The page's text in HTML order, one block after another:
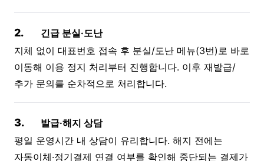
2.
긴급 분실·도난
지체 없이 대표번호 접속 후 분실/도난 메뉴(3번)로 바로
이동해 이용 정지 처리부터 진행합니다. 이후 재발급/
추가 문의를 순차적으로 처리합니다.
3.
발급·해지 상담
평일 운영시간 내 상담이 유리합니다. 해지 전에는
자동이체·정기결제 연결 여부를 확인해 중단되는 결제가